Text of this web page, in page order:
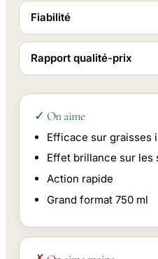
Fiabilité
Rapport qualité-prix
✓ On aime
Efficace sur graisses
Effet brillance sur les
Action rapide
Grand format 750 ml